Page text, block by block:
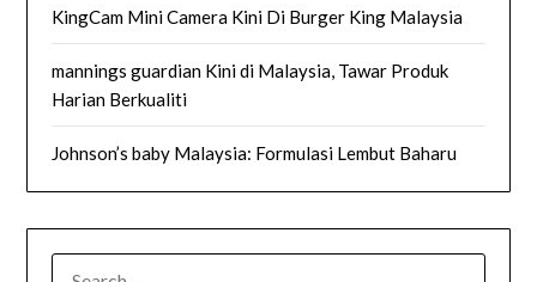
KingCam Mini Camera Kini Di Burger King Malaysia
mannings guardian Kini di Malaysia, Tawar Produk
Harian Berkualiti
Johnson’s baby Malaysia: Formulasi Lembut Baharu